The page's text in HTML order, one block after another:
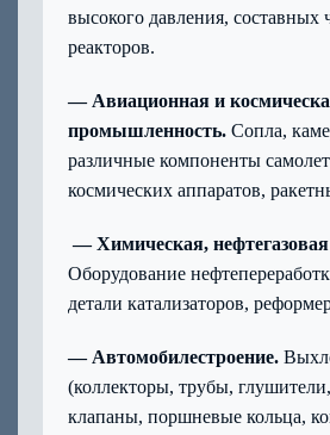
высокого давления, составных
реакторов.
— Авиационная и
промышленность. Сопла,
различные компоненты
космических аппаратов,
— Химическая,
Оборудование
детали катализаторов,
— Автомобилестроение.
(коллекторы, трубы,
клапаны, поршневые кольца,